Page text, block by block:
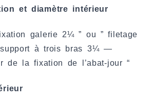
et diamètre intérieur
galerie 2¼ ” ou ” filetage
support à trois bras 3¼ —
de la fixation de l’abat-jour “